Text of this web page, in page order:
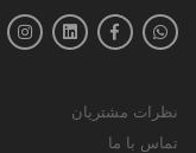
نظرات مشتریان
تماس با ما